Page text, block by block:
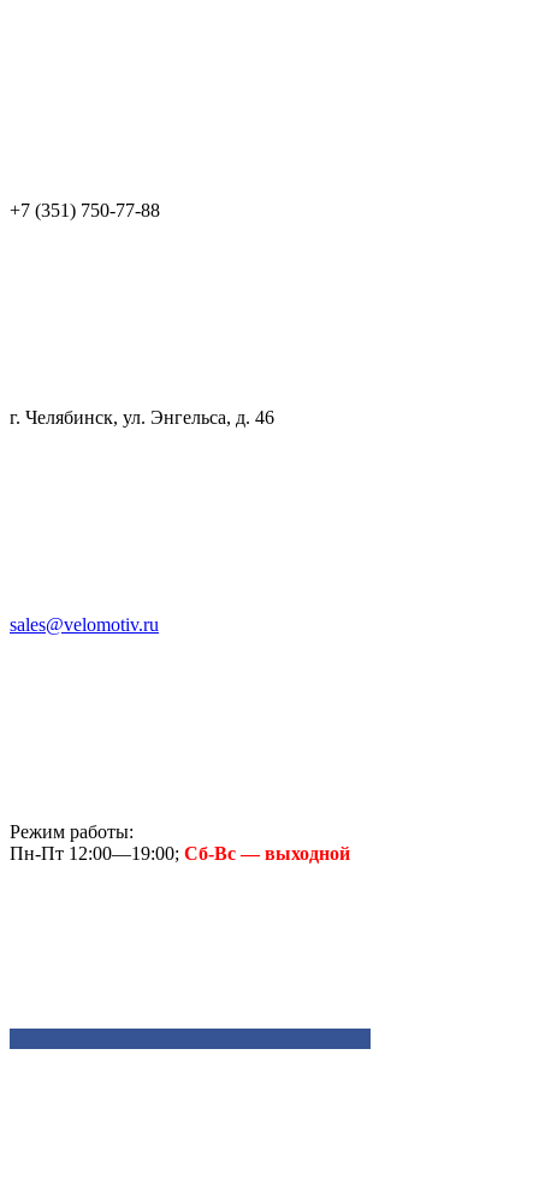
+7 (351) 750-77-88
г. Челябинск, ул. Энгельса, д. 46
sales@velomotiv.ru
Режим работы:
Пн-Пт 12:00—19:00; Сб-Вс — выходной